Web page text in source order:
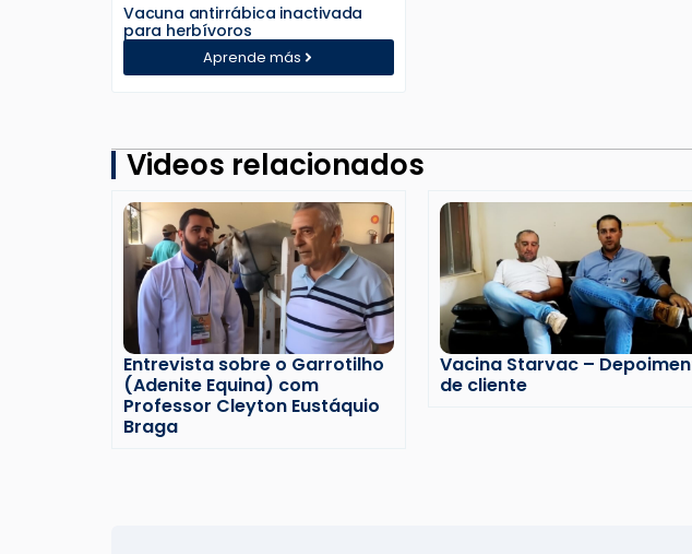
Aprende más
Vacuna antirrábica inactivada
para herbívoros
Videos relacionados
Entrevista sobre o Garrotilho
(Adenite Equina) com
Professor Cleyton Eustáquio
Braga
Vacina Starvac –
de cliente